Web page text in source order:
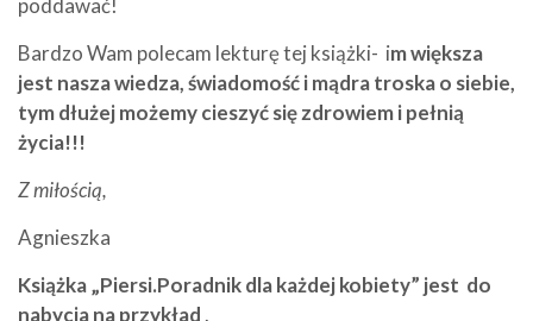
poddawać!
Bardzo Wam polecam lekturę tej książki- im większa
jest nasza wiedza, świadomość i mądra troska o siebie,
tym dłużej możemy cieszyć się zdrowiem i pełnią
życia!!!
Z miłością,
Agnieszka
Książka „Piersi.Poradnik dla każdej kobiety” jest do
nabycia na przykład .